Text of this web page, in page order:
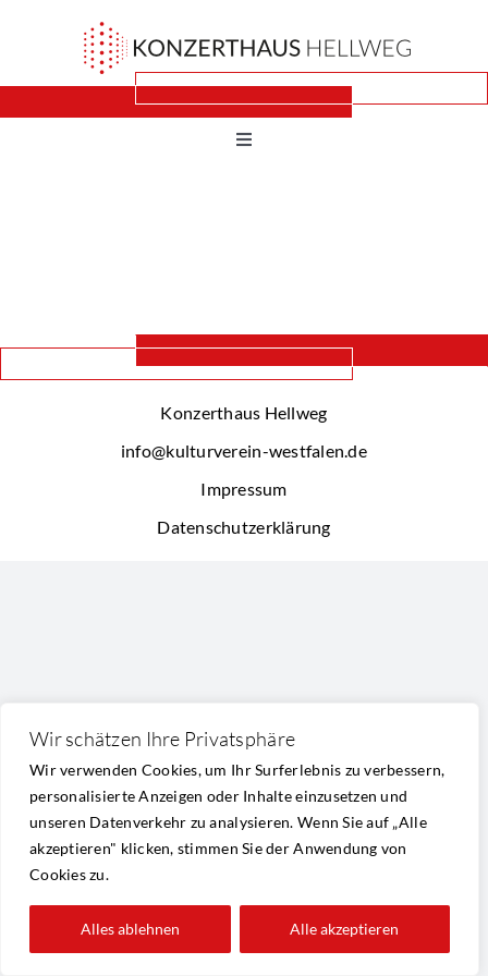
Wir schätzen Ihre Privatsphäre
Wir verwenden Cookies, um Ihr Surferlebnis zu verbessern,
personalisierte Anzeigen oder Inhalte einzusetzen und
unseren Datenverkehr zu analysieren. Wenn Sie auf „Alle
akzeptieren" klicken, stimmen Sie der Anwendung von
Cookies zu.
Alles ablehnen Alle akzeptieren
springen
Toggle
Spielorte
Projekte
Kontakt
Konzerthaus Hellweg
info@kulturverein-westfalen.de
Impressum
Datenschutzerklärung